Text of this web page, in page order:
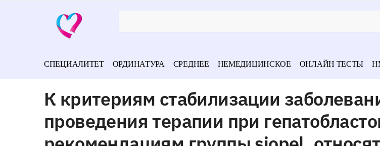
СПЕЦИАЛИТЕТ ОРДИНАТУРА СРЕДНЕЕ НЕМЕДИЦИНСКОЕ ОНЛАЙН ТЕСТЫ
К критериям стабилизации
проведения терапии при